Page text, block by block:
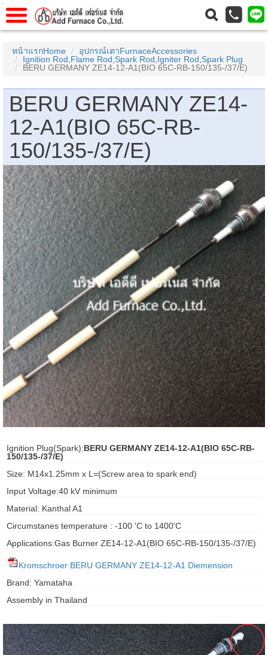
บเราAbout Us
ราContact Us
anello
schroder
Fiorentini
หน้าแรกHome
อุปกรณ์เตาFurnaceAccessories
Ignition Rod,Flame Rod,Spark Rod,Igniter Rod,Spark Plug
BERU GERMANY ZE14-12-A1(BIO 65C-RB-150/135-/37/E)
BERU GERMANY ZE14-
12-A1(BIO 65C-RB-
150/135-/37/E)
Ignition Plug(Spark):BERU GERMANY ZE14-12-A1(BIO 65C-RB-
150/135-/37/E)
Size: M14x1.25mm x L=(Screw area to spark end)
Input Voltage:40 kV minimum
Material: Kanthal A1
Circumstanes temperature : -100 'C to 1400'C
Applications:Gas Burner ZE14-12-A1(BIO 65C-RB-150/135-/37/E)
Kromschroer BERU GERMANY ZE14-12-A1 Diemension
Brand: Yamataha
Assembly in Thailand